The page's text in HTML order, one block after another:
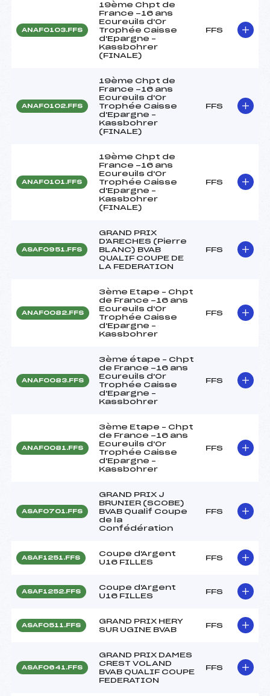
ANAF0103.FFS
19ème Chpt de
France -16 ans
Ecureuils d'Or
Trophée Caisse
d'Epargne –
Kassbohrer
(FINALE)
FFS
ANAF0102.FFS
19ème Chpt de
France -16 ans
Ecureuils d'Or
Trophée Caisse
d'Epargne –
Kassbohrer
(FINALE)
FFS
ANAF0101.FFS
19ème Chpt de
France -16 ans
Ecureuils d'Or
Trophée Caisse
d'Epargne –
Kassbohrer
(FINALE)
FFS
ASAF0951.FFS
GRAND PRIX
D'ARECHES (Pierre
BLANC) BVAB
QUALIF COUPE DE
LA FEDERATION
FFS
ANAF0082.FFS
3ème Etape – Chpt
de France -16 ans
Ecureuils d'Or
Trophée Caisse
d'Epargne –
Kassbohrer
FFS
ANAF0083.FFS
3ème étape – Chpt
de France -16 ans
Ecureuils d'Or
Trophée Caisse
d'Epargne –
Kassbohrer
FFS
ANAF0081.FFS
3ème Etape – Chpt
de France -16 ans
Ecureuils d'Or
Trophée Caisse
d'Epargne –
Kassbohrer
FFS
ASAF0701.FFS
GRAND PRIX J
BRUNIER (SCOBE)
BVAB Qualif Coupe
de la
Confédération
FFS
ASAF1251.FFS
Coupe d'Argent
U16 FILLES
FFS
ASAF1252.FFS
Coupe d'Argent
U16 FILLES
FFS
ASAF0511.FFS
GRAND PRIX HERY
SUR UGINE BVAB
FFS
ASAF0641.FFS
GRAND PRIX DAMES
CREST VOLAND
BVAB QUALIF COUPE
FEDERATION
FFS